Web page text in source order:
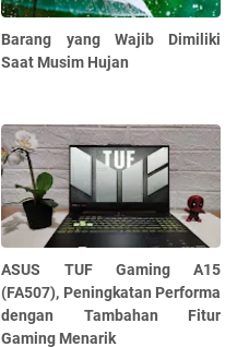
Barang yang Wajib Dimiliki
Saat Musim Hujan
ASUS TUF Gaming A15
(FA507), Peningkatan Performa
dengan Tambahan Fitur
Gaming Menarik